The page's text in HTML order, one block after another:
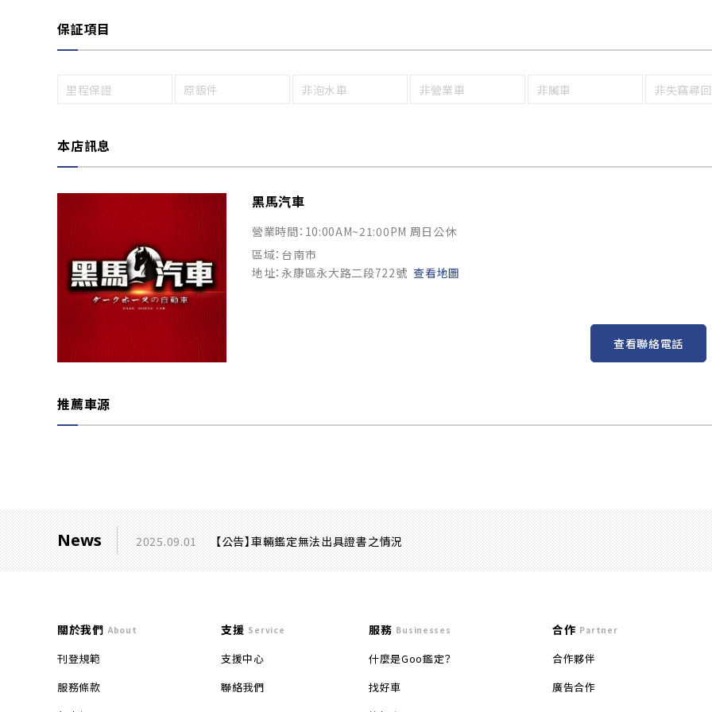
保証項目
里程保證 原鈑件 非泡水車 非營業車 非贓車 非失竊尋
本店訊息
黑馬汽車
營業時間：10:00AM~21:00PM 周日公休
區域：台南市
地址：永康區永大路二段722號 查看地圖
查看聯絡電話
推薦車源
News 2025.09.01 【公告】車輛鑑定無法出具證書之情況
關於我們 About
刊登規範
服務條款
支援 Service
支援中心
聯絡我們
服務 Businesses
什麼是Goo鑑定？
找好車
合作 Partner
合作夥伴
廣告合作